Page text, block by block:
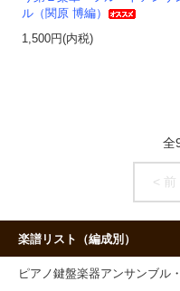
ル（関原 博編）
1,500円(内税)
全
< 前
楽譜リスト（編成別）
ピアノ鍵盤楽器アンサンブル